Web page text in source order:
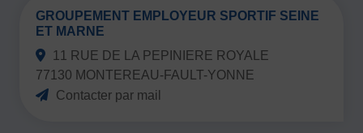
GROUPEMENT EMPLOYEUR SPORTIF SEINE
ET MARNE
11 RUE DE LA PEPINIERE ROYALE
77130 MONTEREAU-FAULT-YONNE
Contacter par mail
Ecouter